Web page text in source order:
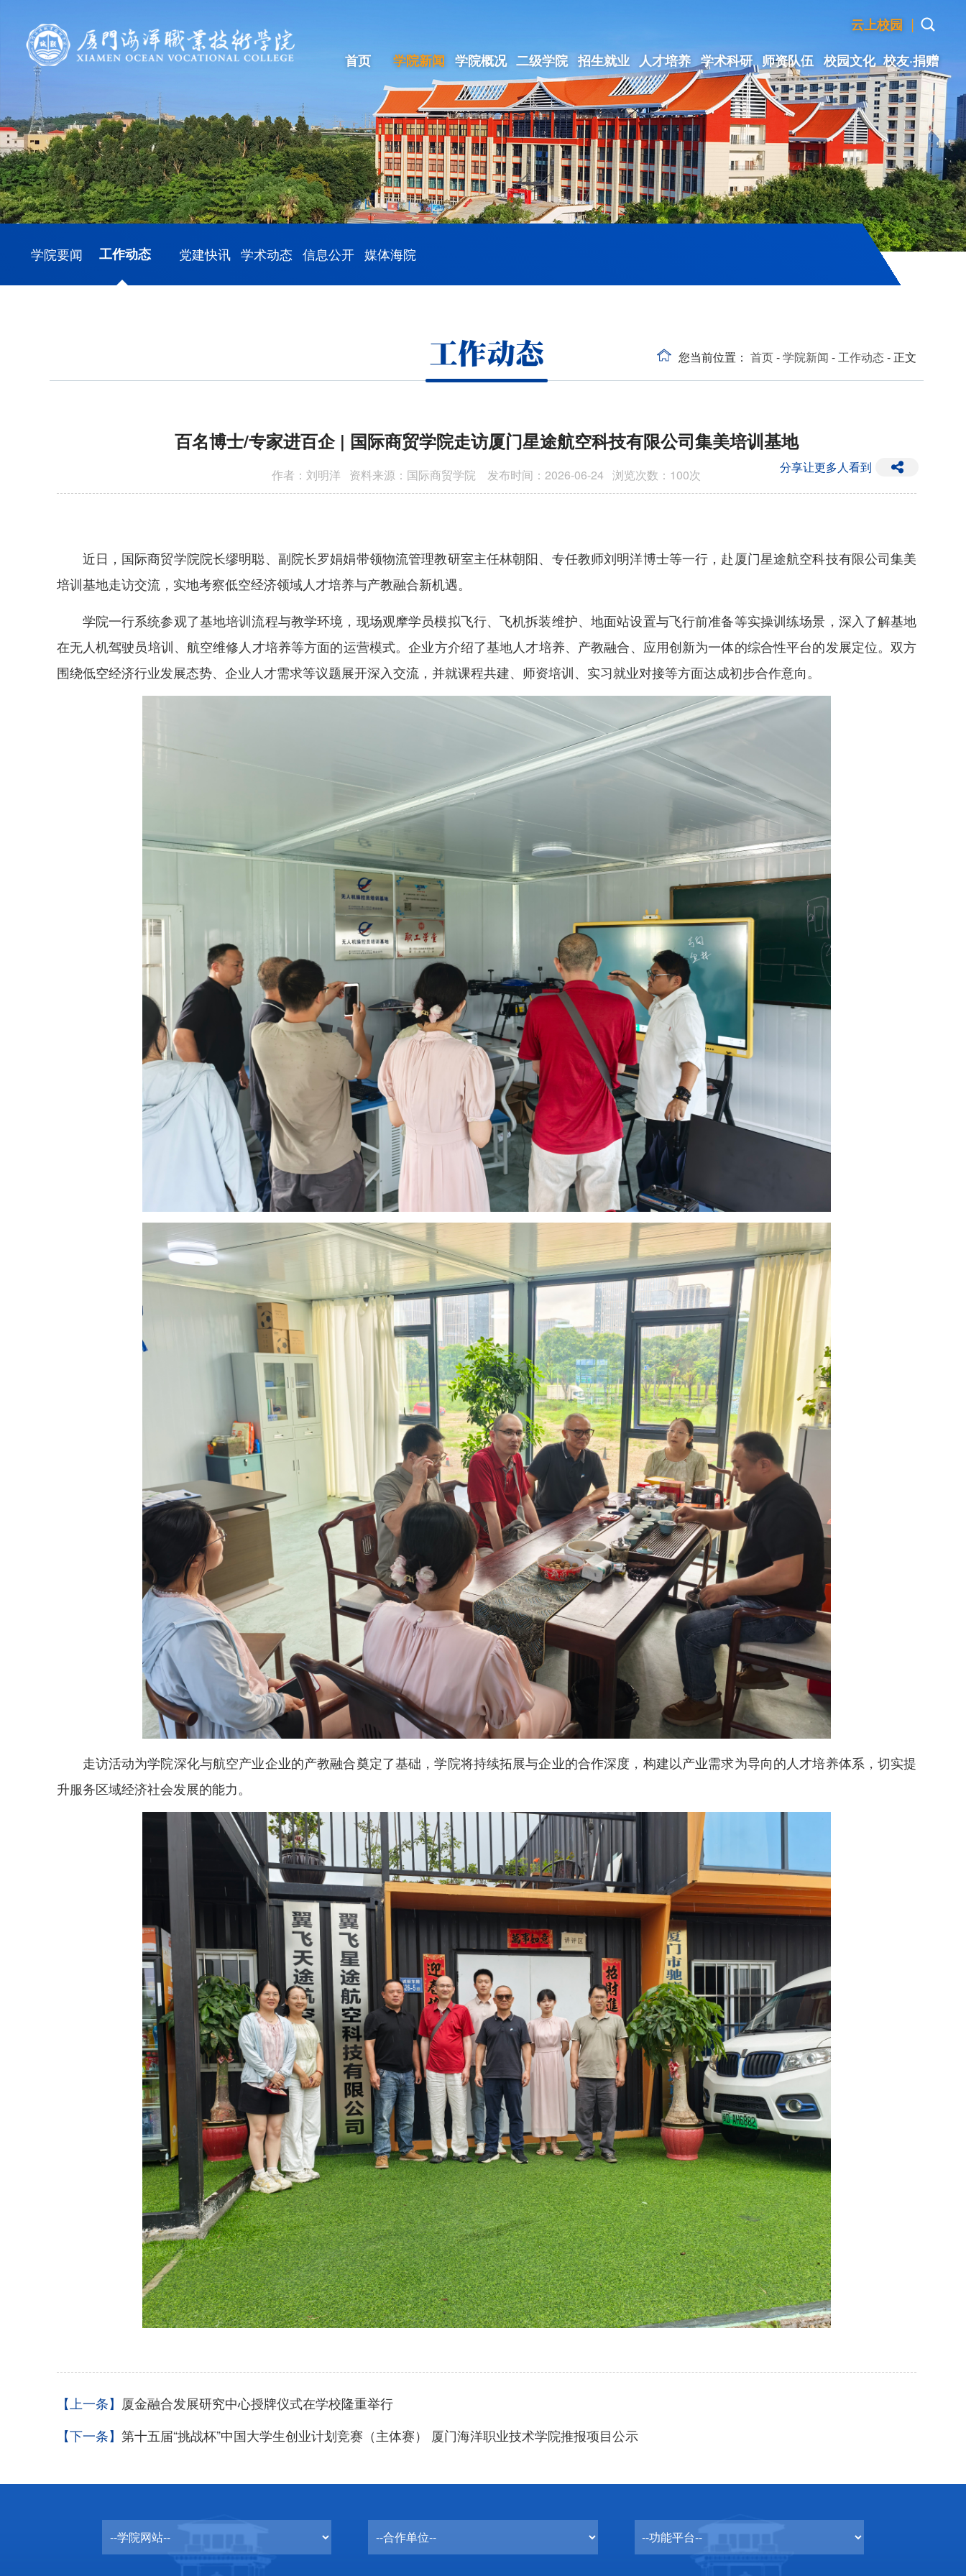
云上校园 |
首页 学院新闻 学院概况 二级学院 招生就业 人才培养 学术科研 师资队伍 校园文化 校友·捐赠
学院要闻 工作动态 党建快讯 学术动态 信息公开 媒体海院
工作动态 您当前位置：首页-学院新闻 -工作动态- 正文
分享让更多人看到
百名博士/专家进百企 | 国际商贸学院走访厦门星途航空科技有限公司集美培训基地
作者：刘明洋 资料来源：国际商贸学院 发布时间：2026-06-24 浏览次数： 100次
近日，国际商贸学院院长缪明聪、副院长罗娟娟带领物流管理教研室主任林朝阳、专任教师刘明洋博士等一行，赴厦门星途航空科技有限公司集美
培训基地走访交流，实地考察低空经济领域人才培养与产教融合新机遇。
学院一行系统参观了基地培训流程与教学环境，现场观摩学员模拟飞行、飞机拆装维护、地面站设置与飞行前准备等实操训练场景，深入了解基地
在无人机驾驶员培训、航空维修人才培养等方面的运营模式。企业方介绍了基地人才培养、产教融合、应用创新为一体的综合性平台的发展定位。双方
围绕低空经济行业发展态势、企业人才需求等议题展开深入交流，并就课程共建、师资培训、实习就业对接等方面达成初步合作意向。
走访活动为学院深化与航空产业企业的产教融合奠定了基础，学院将持续拓展与企业的合作深度，构建以产业需求为导向的人才培养体系，切实提
升服务区域经济社会发展的能力。
【上一条】 厦金融合发展研究中心授牌仪式在学校隆重举行
【下一条】 第十五届“挑战杯”中国大学生创业计划竞赛（主体赛） 厦门海洋职业技术学院推报项目公示